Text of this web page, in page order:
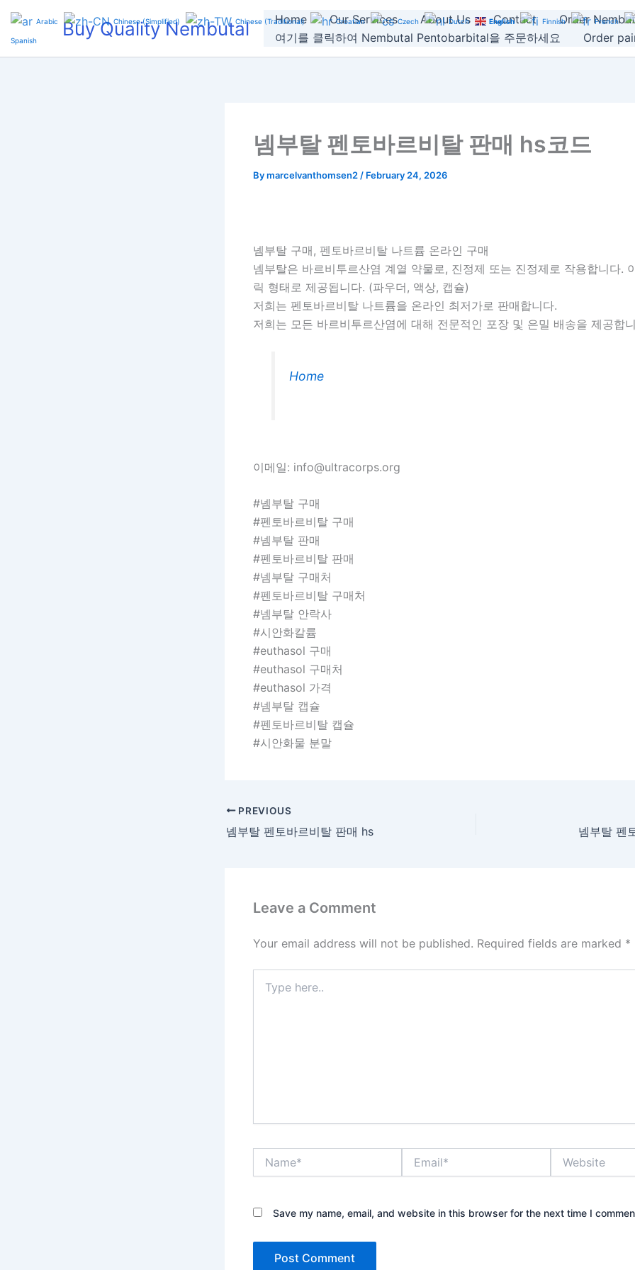
Skip
content
Buy Quality Nembutal Home Our Services About Us Contact
Order
여기를 클릭하여 Nembutal Pentobarbital을 주문하세요
Order
넴부탈 펜토바르비탈 판매 hs코드
Bymarcelvanthomsen2 / February 24, 2026
넴부탈 구매, 펜토바르비탈 나트륨 온라인 구매
넴부탈은 바르비투르산염 계열 약물로, 진정제 또는 진정제로 작용합니다.
릭 형태로 제공됩니다. (파우더, 액상, 캡슐)
저희는 펜토바르비탈 나트륨을 온라인 최저가로 판매합니다.
저희는 모든 바르비투르산염에 대해 전문적인 포장 및 은밀 배송을 제공합
Home
이메일: info@ultracorps.org
#넴부탈 구매
#펜토바르비탈 구매
#넴부탈 판매
#펜토바르비탈 판매
#넴부탈 구매처
#펜토바르비탈 구매처
#넴부탈 안락사
#시안화칼륨
#euthasol 구매
#euthasol 구매처
#euthasol 가격
#넴부탈 캡슐
#펜토바르비탈 캡슐
#시안화물 분말
PREVIOUS
넴부탈 펜토바르비탈 판매 hs 넴부탈 펜
Leave a Comment
Your email address will not be published. Required fields are marked *
here..
Save my name, email, and website in this browser for the next time I
Arabic Chinese (Simplified) Chinese (Traditional) Croatian Czech Dutch English Finnish French
Spanish